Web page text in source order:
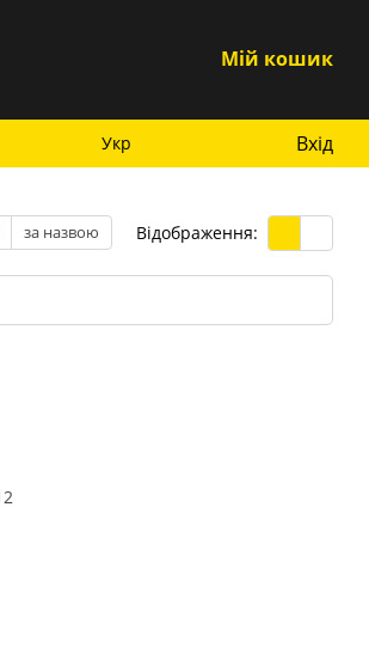
Мій кошик
Укр Вхід
за назвою Відображення: